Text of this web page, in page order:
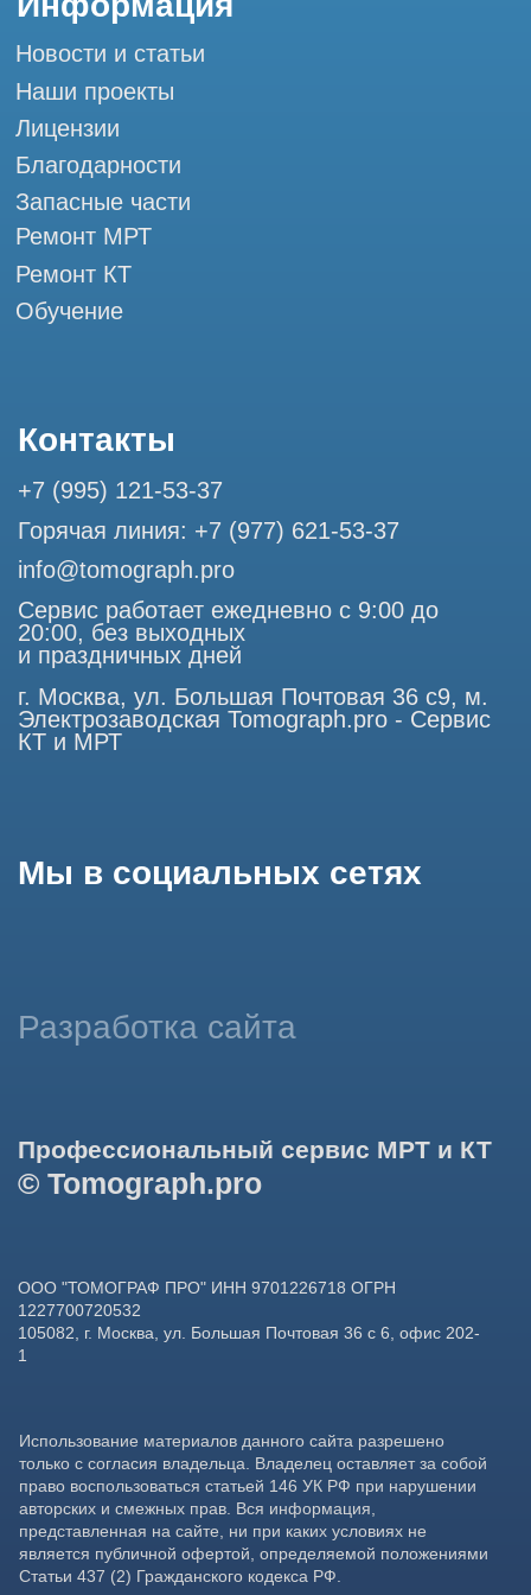
Мы в социальных сетях
только с согласия владельца. Владелец оставляет за собой
право воспользоваться статьей 146 УК РФ при нарушении
представленная на сайте, ни при каких условиях не
является публичной офертой, определяемой положениями
Статьи 437 (2) Гражданского кодекса РФ.
использование сайтом cookies и обработку персональных
данных в целях функционирования сайта, проведения
ретаргетинга, статистических исследований, улучшения
сервиса и предоставления релевантной рекламной
информации на основе ваших предпочтений и интересов.
Профессиональный сервис МРТ и КТ
ООО "ТОМОГРАФ ПРО" ИНН 9701226718 ОГРН
1227700720532
© Tomograph.pro
Разработка сайта